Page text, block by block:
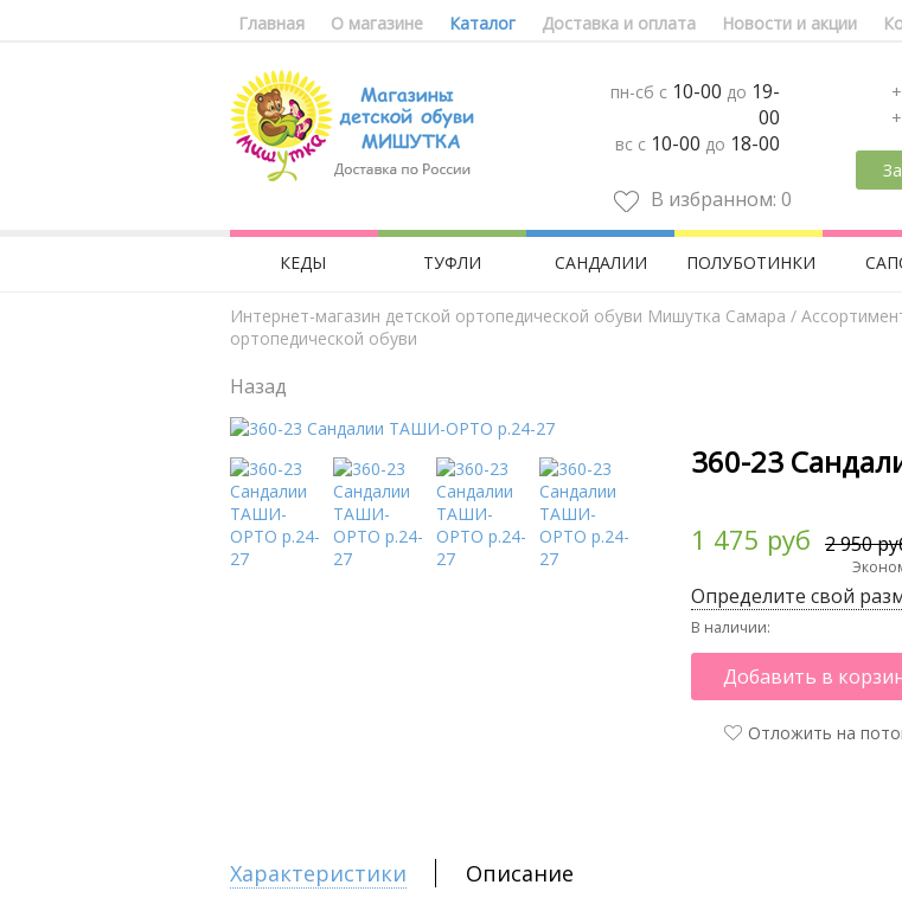
Главная О магазине Каталог Доставка и оплата Новости и акции
пн-сб с 10-00 до 19-
00
вс с 10-00 до 18-00
В избранном: 0
КЕДЫ ТУФЛИ САНДАЛИИ ПОЛУБОТИНКИ
Интернет-магазин детской ортопедической обуви Мишутка Самара /
ортопедической обуви
Назад
360-23
1 475 руб 2 950
Определите свой
В наличии:
Добавить в
Отложить на
Характеристики Описание